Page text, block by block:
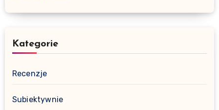
Kategorie
Recenzje
Subiektywnie